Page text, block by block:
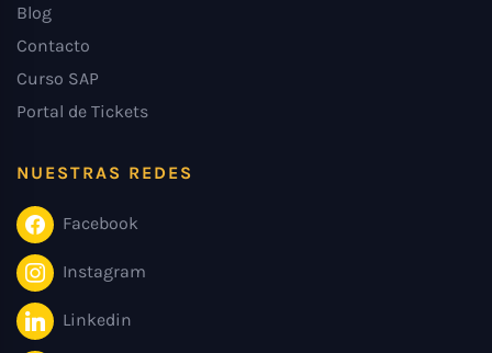
Blog
Contacto
Curso SAP
Portal de Tickets
NUESTRAS REDES
Facebook
Instagram
Linkedin